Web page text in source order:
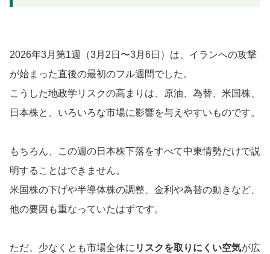
2026年3月第1週（3月2日〜3月6日）は、イランへの攻撃
が始まった直後の最初のフル週間でした。
こうした地政学リスクの高まりは、原油、為替、米国株、
日本株と、いろいろな市場に影響を与えやすいものです。
もちろん、この週の日本株下落をすべて中東情勢だけで説
明することはできません。
米国株の下げや半導体株の調整、金利や為替の動きなど、
他の要因も重なっていたはずです。
ただ、少なくとも市場全体に リスクを取りにくい空気が広